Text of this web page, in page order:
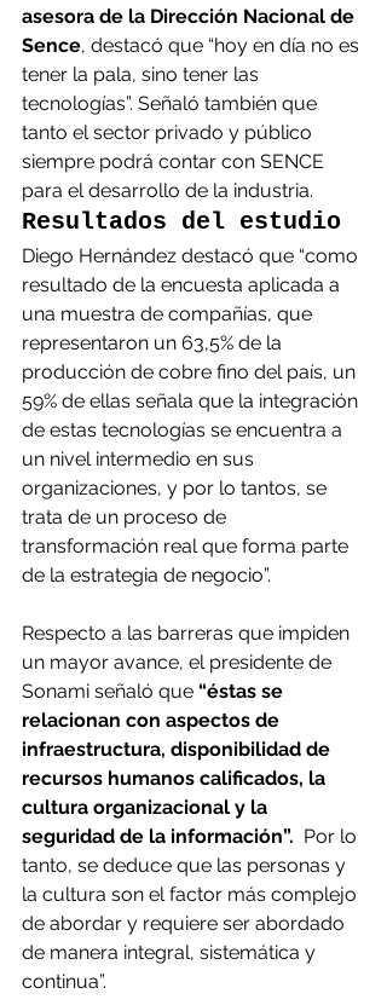
asesora de la Dirección Nacional de
Sence, destacó que “hoy en día no es
tener la pala, sino tener las
tecnologías”. Señaló también que
tanto el sector privado y público
siempre podrá contar con SENCE
para el desarrollo de la industria.
Resultados del estudio
Diego Hernández destacó que “como
resultado de la encuesta aplicada a
una muestra de compañías, que
representaron un 63,5% de la
producción de cobre fino del país, un
59% de ellas señala que la integración
de estas tecnologías se encuentra a
un nivel intermedio en sus
organizaciones, y por lo tantos, se
trata de un proceso de
transformación real que forma parte
de la estrategia de negocio”.
Respecto a las barreras que impiden
un mayor avance, el presidente de
Sonami señaló que “éstas se
relacionan con aspectos de
infraestructura, disponibilidad de
recursos humanos calificados, la
cultura organizacional y la
seguridad de la información”. Por lo
tanto, se deduce que las personas y
la cultura son el factor más complejo
de abordar y requiere ser abordado
de manera integral, sistemática y
continua”.